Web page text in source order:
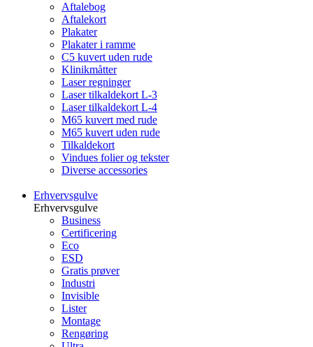
Aftalebog
Aftalekort
Plakater
Plakater i ramme
C5 kuvert uden rude
Klinikmåtter
Laser regninger
Laser tilkaldekort L-3
Laser tilkaldekort L-4
M65 kuvert med rude
M65 kuvert uden rude
Tilkaldekort
Vindues folier og tekster
Diverse accessories
Erhvervsgulve
Erhvervsgulve
Business
Certificering
Eco
ESD
Gratis prøver
Industri
Invisible
Lister
Montage
Rengøring